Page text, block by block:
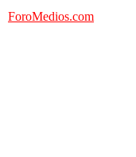
ForoMedios.com